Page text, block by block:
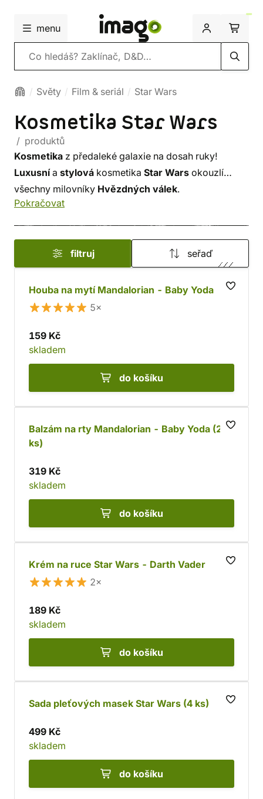
menu
Vyhledávání
Světy Film & seriál Star Wars
Kosmetika Star Wars
/ produktů
Kosmetika z předaleké galaxie na dosah ruky!
Luxusnía stylová kosmetika Star Wars okouzlí
všechny milovníky Hvězdných válek.
Pokračovat
filtruj seřaď
Houba na mytí Mandalorian - Baby Yoda
5×
159 Kč
skladem
do košíku
Balzám na rty Mandalorian - Baby Yoda (2
ks)
319 Kč
skladem
do košíku
Krém na ruce Star Wars - Darth Vader
2×
189 Kč
skladem
do košíku
Sada pleťových masek Star Wars (4 ks)
499 Kč
skladem
do košíku